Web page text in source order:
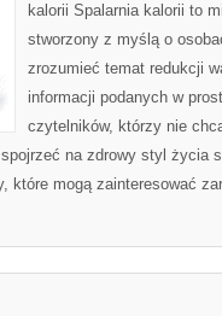
kalorii Spalarnia kalorii to
stworzony z myślą o
zrozumieć temat redukcji
informacji podanych w
czytelników, którzy nie
na zdrowy styl życia
które mogą zainteresować